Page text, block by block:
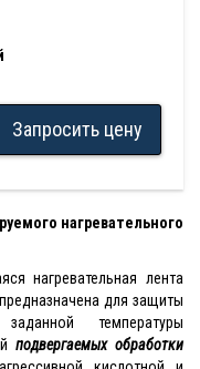
Запросить цену
нагревательного
нагревательная лента
для защиты
температуры
подвергаемых обработки